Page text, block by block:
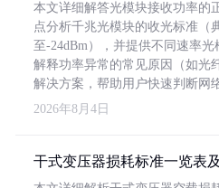
本文详细解答光模块接收功率的
点分析千兆光模块的收光标准（
至-24dBm），并提供不同速率
解释功率异常的常见原因（如光
解决方案，帮助用户快速判断网
2026年8月4日
干式变压器损耗标准一览表